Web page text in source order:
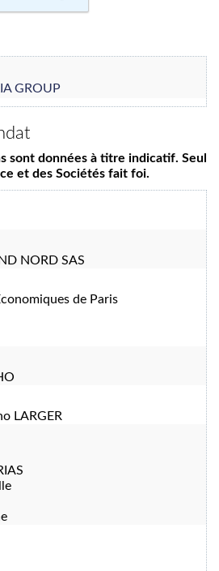
GROUP
sont données à titre indicatif. Seul
et des Sociétés fait foi.
NORD SAS
de Paris
LARGER